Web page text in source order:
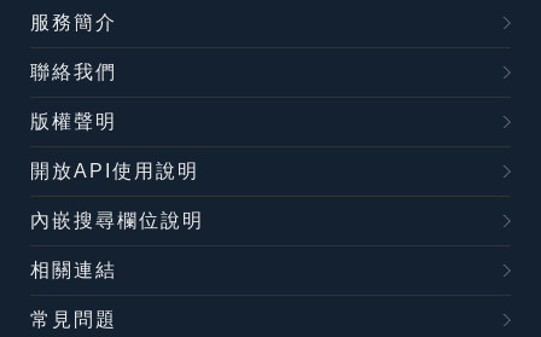
服務簡介
聯絡我們
版權聲明
開放API使用說明
內嵌搜尋欄位說明
相關連結
常見問題